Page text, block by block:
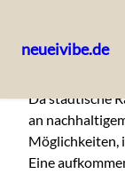
to
content
neueivibe.de
Da städtische
an
Möglichkeiten,
Eine